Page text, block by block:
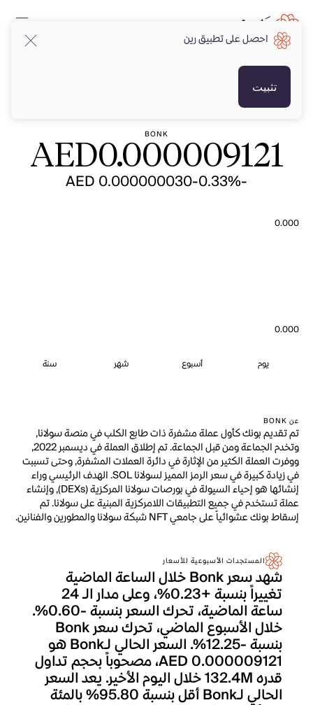
BONK
AED0.000009121
-0.33%
-AED 0.000000030
0.000
0.000
يوم أسبوع شهر سنة
عن BONK
تم تقديم بونك كأول عملة مشفرة ذات طابع الكلب في منصة سولانا,
وتخدم الجماعة ومن قبل الجماعة. تم إطلاق العملة في ديسمبر 2022,
ووفرت العملة الكثير من الإثارة في دائرة العملات المشفرة, وحتى تسببت
في زيادة كبيرة في سعر الرمز المميز لسولانا SOL. الهدف الرئيسي وراء
إنشائها هو إحياء السيولة في بورصات سولانا المركزية (DEXs), وإنشاء
عملة تستخدم في جميع التطبيقات اللامركزية المبنية على سولانا. تم
إسقاط بونك عشوائياً على جامعي NFT شبكة سولانا والمطورين والفنانين.
المستجدات الأسبوعية للأسعار
شهد سعر Bonk خلال الساعة الماضية
تغييراً بنسبة +0.23%، وعلى مدار الـ 24
ساعة الماضية، تحرك السعر بنسبة -0.60%.
خلال الأسبوع الماضي، تحرك سعر Bonk
بنسبة -12.25%. السعر الحالي لـBonk هو
AED 0.000009121، مصحوباً بحجم تداول
قدره 132.4M خلال اليوم الأخير. يعد السعر
الحالي لـBonk أقل بنسبة 95.80% بالمئة
احصل على تطبيق رين
تثبيت